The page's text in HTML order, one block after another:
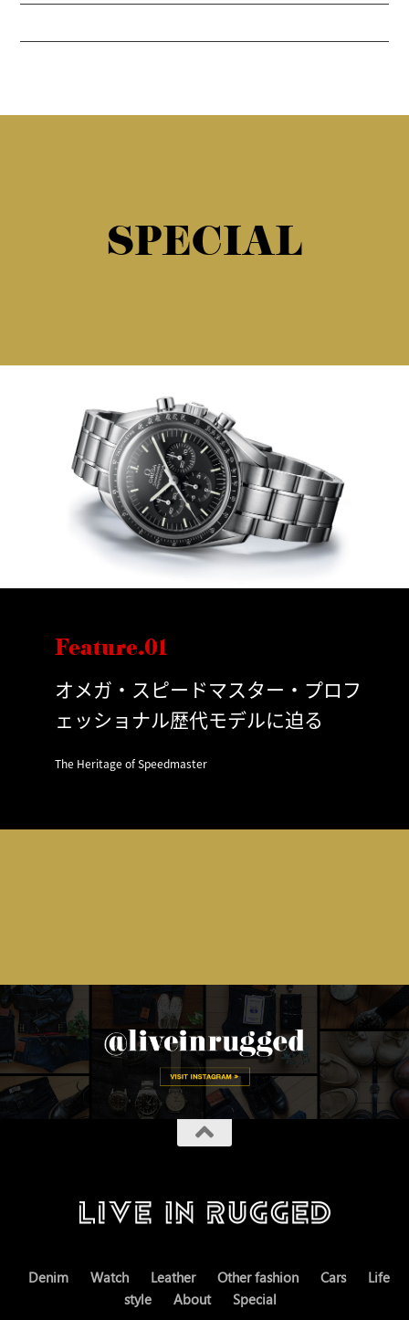
SPECIAL
Feature.01
オメガ・スピードマスター・プロフ
ェッショナル歴代モデルに迫る
The Heritage of Speedmaster
Denim Watch Leather Other fashion Cars
Life
style
About Special